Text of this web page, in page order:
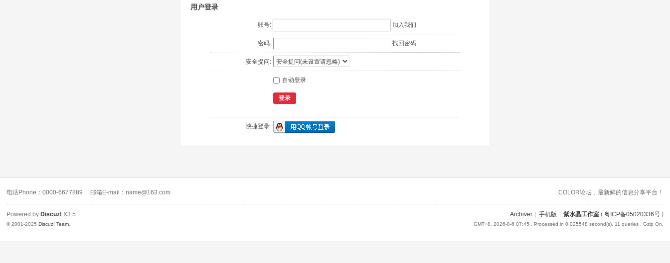
用户登录
账号: 加入我们
密码: 找回密码
安全提问:
自动登录
登录
快捷登录:
电话Phone：0000-6677889 邮箱E-mail：name@163.com COLOR论坛，最新鲜的信息分享平台！
Archiver 手机版 紫水晶工作室( 粤ICP备05020336号)
GMT+8, 2026-8-6 07:45 , Processed in 0.025548 second(s), 11 queries , Gzip On.
Powered by Discuz! X3.5
© 2001-2025Discuz! Team